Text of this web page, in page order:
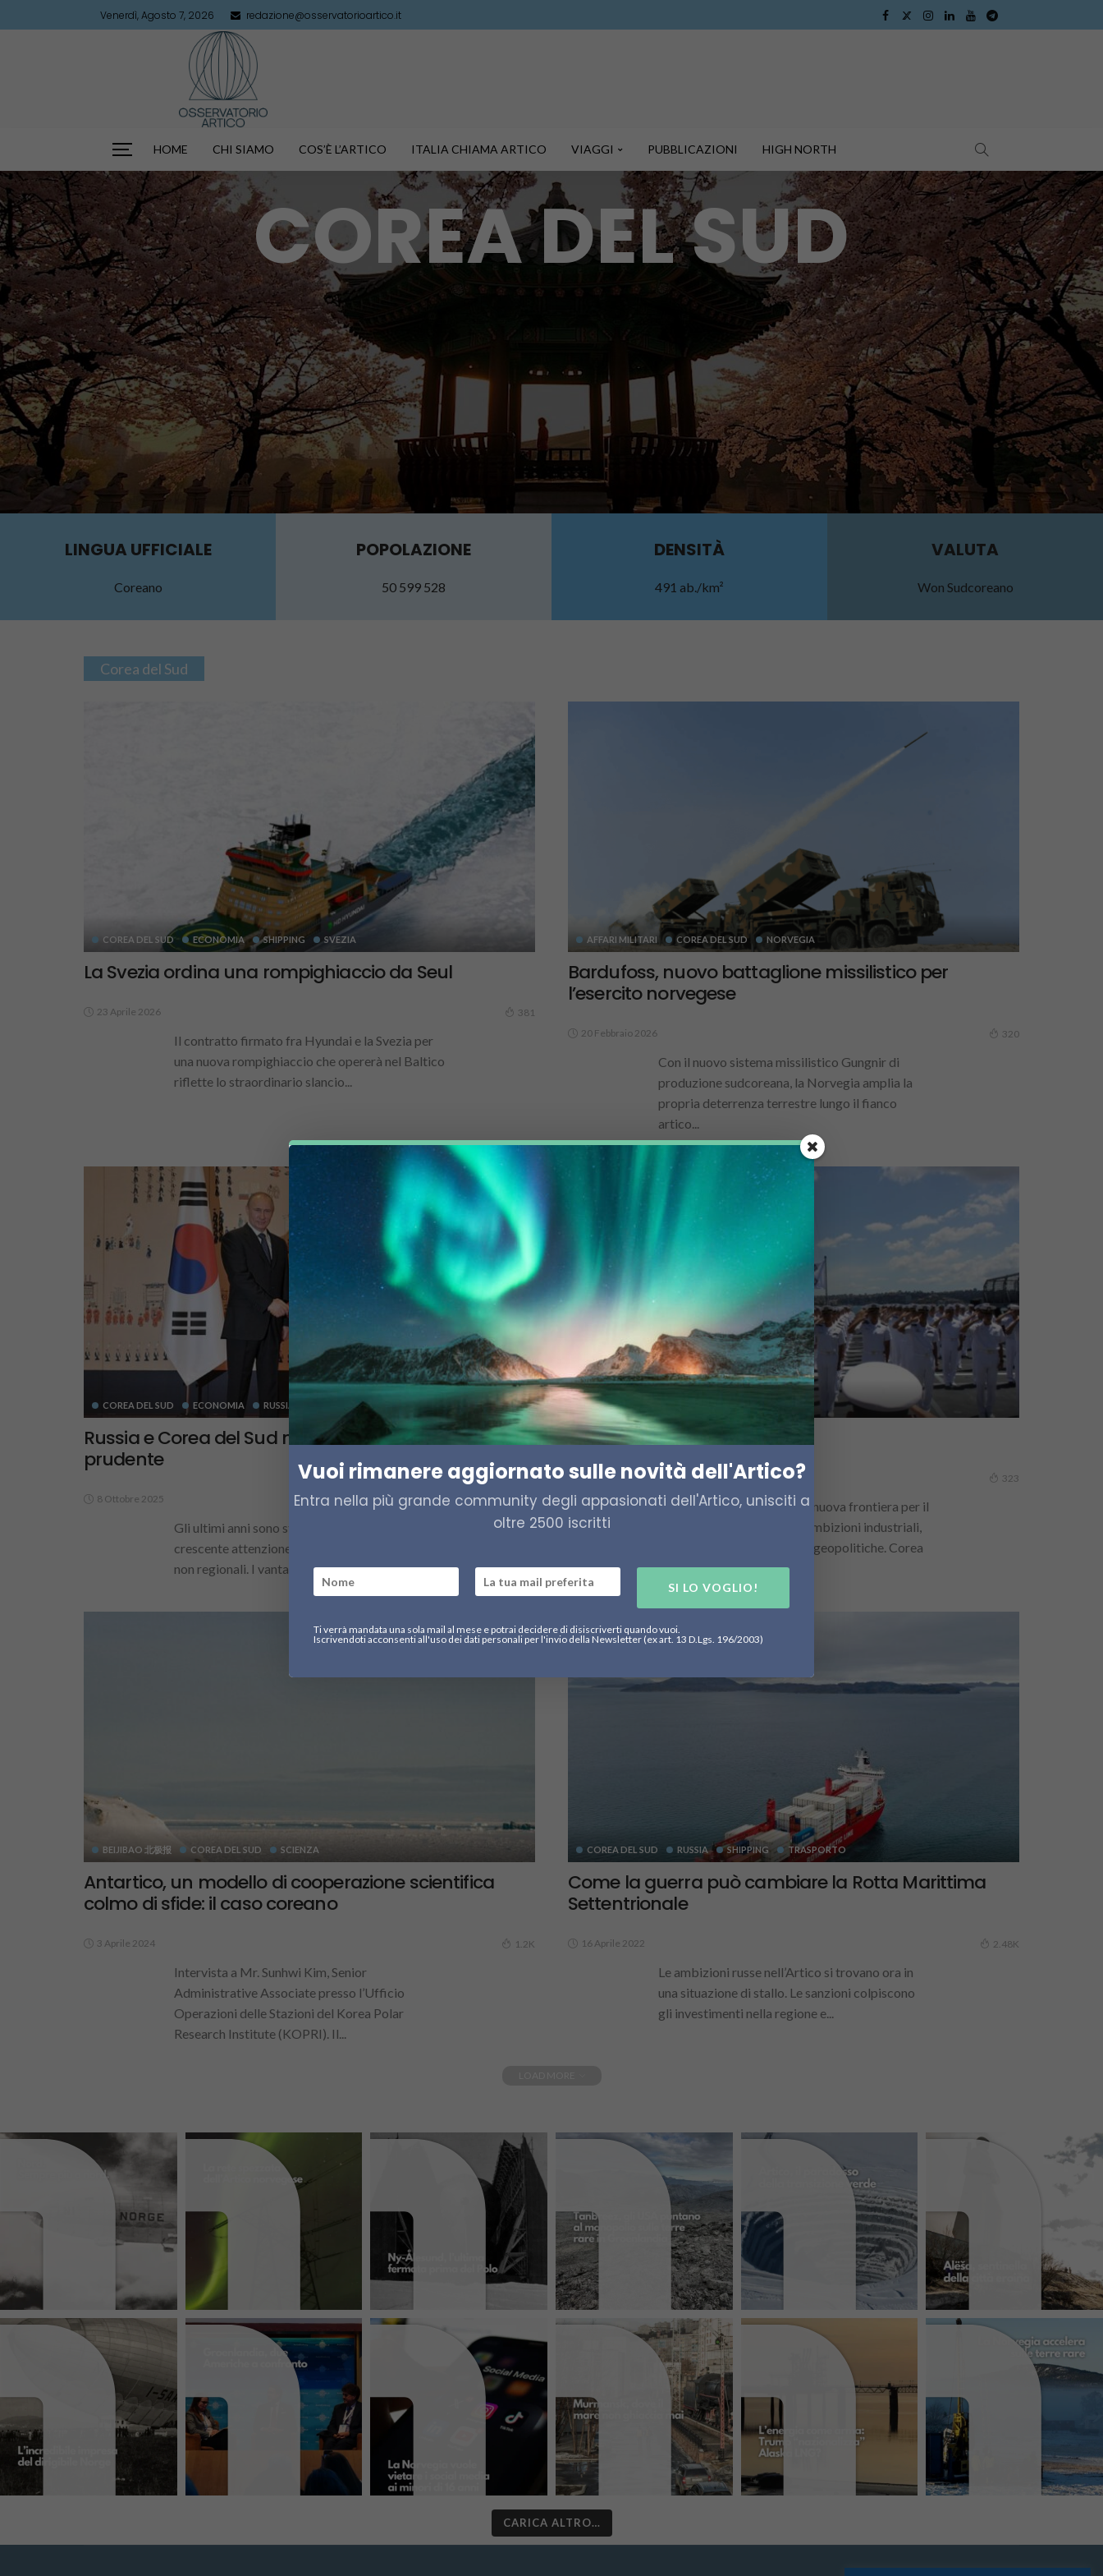
Venerdì, Agosto 7, 2026 redazione@osservatorioartico.it
HOME CHI SIAMO COS’È L’ARTICO ITALIA CHIAMA ARTICO VIAGGI PUBBLICAZIONI HIGH NORTH
COREA DEL SUD
LINGUA UFFICIALE
Coreano
POPOLAZIONE
50 599 528
DENSITÀ
491 ab./km²
VALUTA
Won Sudcoreano
Corea del Sud
COREA DEL SUD ECONOMIA SHIPPING SVEZIA
La Svezia ordina una rompighiaccio da Seul
23 Aprile 2026 381
Il contratto firmato fra Hyundai e la Svezia per
una nuova rompighiaccio che opererà nel Baltico
riflette lo straordinario slancio...
AFFARI MILITARI COREA DEL SUD NORVEGIA
Bardufoss, nuovo battaglione missilistico per
l’esercito norvegese
20 Febbraio 2026 320
Con il nuovo sistema missilistico Gungnir di
produzione sudcoreana, la Norvegia amplia la
propria deterrenza terrestre lungo il fianco
artico...
COREA DEL SUD ECONOMIA RUSSIA TRASPORTO
Russia e Corea del Sud nell’Artico, un’interazione
prudente
8 Ottobre 2025 380
Gli ultimi anni sono stati segnati da una
crescente attenzione all'Artico da parte di attori
non regionali. I vantaggi logistici,...
COREA DEL SUD
Seul guarda verso Nord
19 Settembre 2025 323
Seul guarda all’Artico come nuova frontiera per il
commercio marittimo, tra ambizioni industriali,
sfide climatiche e incognite geopolitiche. Corea
del...
BEIJIBAO 北极报 COREA DEL SUD SCIENZA
Antartico, un modello di cooperazione scientifica
colmo di sfide: il caso coreano
3 Aprile 2024 1.2K
Intervista a Mr. Sunhwi Kim, Senior
Administrative Associate presso l’Ufficio
Operazioni delle Stazioni del Korea Polar
Research Institute (KOPRI). Il...
COREA DEL SUD RUSSIA SHIPPING TRASPORTO
Come la guerra può cambiare la Rotta Marittima
Settentrionale
16 Aprile 2022 2.48K
Le ambizioni russe nell’Artico si trovano ora in
una situazione di stallo. Le sanzioni colpiscono
gli investimenti nella regione e...
CARICA ALTRO…
Vuoi rimanere aggiornato sulle novità dell'Artico?
Entra nella più grande community degli appasionati dell'Artico, unisciti a
oltre 2500 iscritti
SI LO VOGLIO!
Ti verrà mandata una sola mail al mese e potrai decidere di disiscriverti quando vuoi.
Iscrivendoti acconsenti all'uso dei dati personali per l'invio della Newsletter (ex art. 13 D.Lgs. 196/2003)